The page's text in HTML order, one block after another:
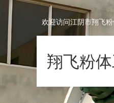
欢迎访问江阴市翔飞
翔飞粉